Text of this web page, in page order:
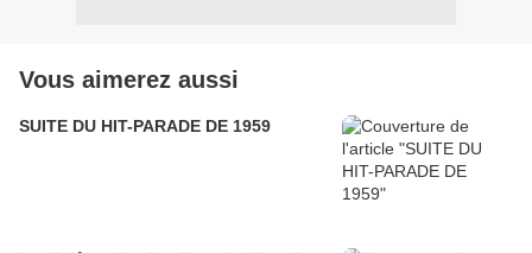
Vous aimerez aussi
SUITE DU HIT-PARADE DE 1959